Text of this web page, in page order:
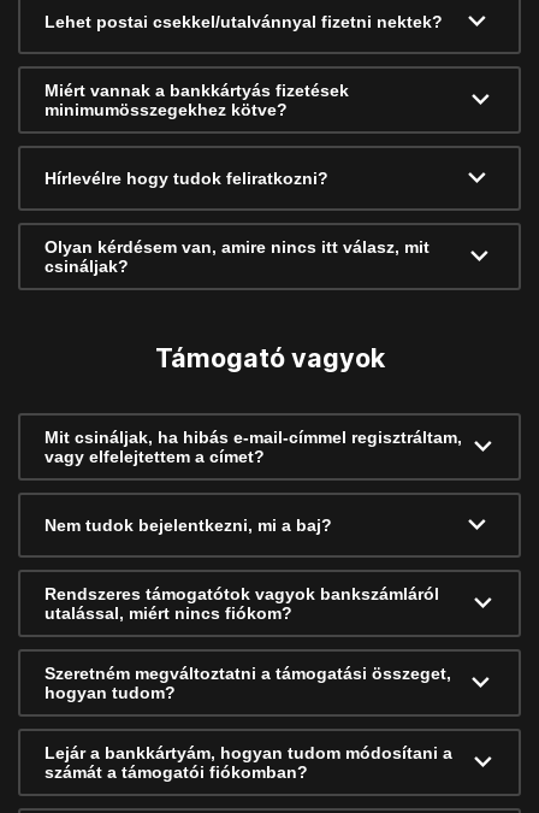
Lehet postai csekkel/utalvánnyal fizetni nektek?
Miért vannak a bankkártyás fizetések
minimumösszegekhez kötve?
Hírlevélre hogy tudok feliratkozni?
Olyan kérdésem van, amire nincs itt válasz, mit
csináljak?
Támogató vagyok
Mit csináljak, ha hibás e-mail-címmel regisztráltam,
vagy elfelejtettem a címet?
Nem tudok bejelentkezni, mi a baj?
Rendszeres támogatótok vagyok bankszámláról
utalással, miért nincs fiókom?
Szeretném megváltoztatni a támogatási összeget,
hogyan tudom?
Lejár a bankkártyám, hogyan tudom módosítani a
számát a támogatói fiókomban?